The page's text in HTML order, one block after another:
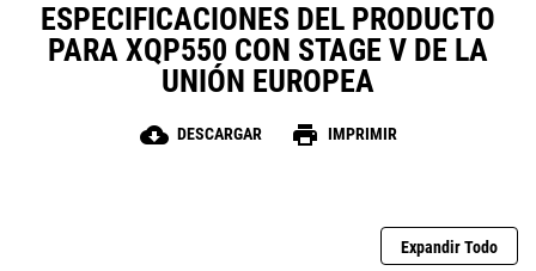
ESPECIFICACIONES DEL PRODUCTO
PARA XQP550 CON STAGE V DE LA
UNIÓN EUROPEA
cloud_download DESCARGAR print IMPRIMIR
Expandir Todo